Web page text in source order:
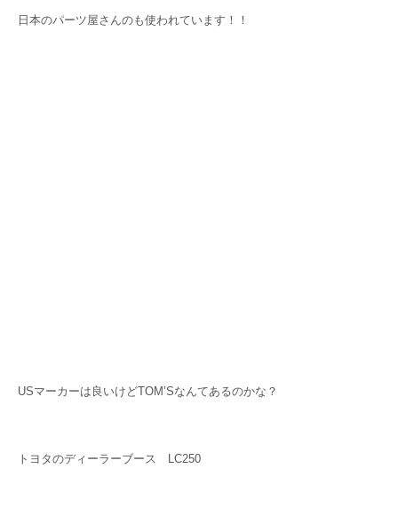
日本のパーツ屋さんのも使われています！！
USマーカーは良いけどTOM’Sなんてあるのかな？
トヨタのディーラーブース LC250